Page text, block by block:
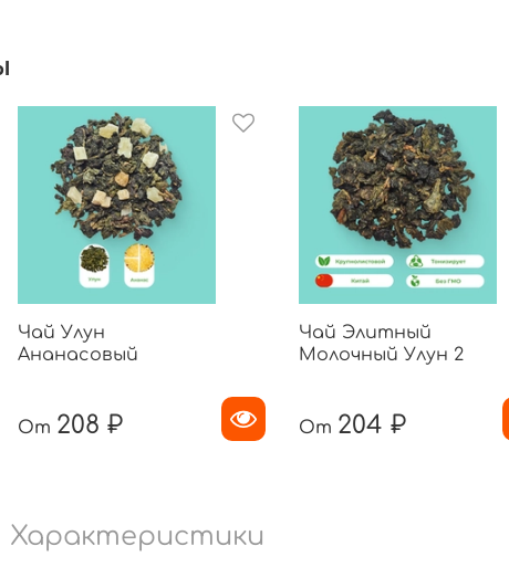
Чай Улун
Ананасовый
От 208 ₽
Чай Элитный
Молочный Улун 2
От 204 ₽
Характеристики